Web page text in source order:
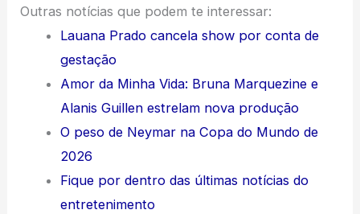
Outras notícias que podem te interessar:
Lauana Prado cancela show por conta de
gestação
Amor da Minha Vida: Bruna Marquezine e
Alanis Guillen estrelam nova produção
O peso de Neymar na Copa do Mundo de
2026
Fique por dentro das últimas notícias do
entretenimento